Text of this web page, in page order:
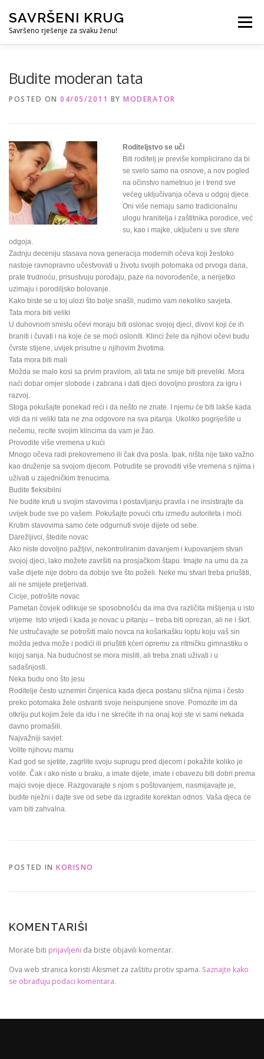
content
SAVRŠENI KRUG
Savršeno rješenje za svaku ženu!
Menu
Budite moderan tata
POSTED ON 04/05/2011 BY MODERATOR
Roditeljstvo se uči
Biti roditelj je previše komplicirano da bi
se svelo samo na osnove, a nov pogled
na očinstvo nametnuo je i trend sve
većeg uključivanja očeva u odgoj djece.
Oni više nemaju samo tradicionalnu
ulogu hranitelja i zaštitnika porodice, već
su, kao i majke, uključeni u sve sfere
odgoja.
Zadnju deceniju stasava nova generacija modernih očeva koji žestoko
nastoje ravnopravno učestvovati u životu svojih potomaka od prvoga dana,
prate trudnoću, prisustvuju porođaju, paze na novorođenče, a nerijetko
uzimaju i porodiljsko bolovanje.
Kako biste se u toj ulozi što bolje snašli, nudimo vam nekoliko savjeta.
Tata mora biti veliki
U duhovnom smislu očevi moraju biti oslonac svojoj djeci, divovi koji će ih
braniti i čuvati i na koje će se moći osloniti. Klinci žele da njihovi očevi budu
čvrste stijene, uvijek prisutne u njihovim životima.
Tata mora biti mali
Možda se malo kosi sa prvim pravilom, ali tata ne smije biti preveliki. Mora
naći dobar omjer slobode i zabrana i dati djeci dovoljno prostora za igru i
razvoj.
Stoga pokušajte ponekad reći i da nešto ne znate. I njemu će biti lakše kada
vidi da ni veliki tata ne zna odgovore na sva pitanja. Ukoliko pogriješite u
nečemu, recite svojim klincima da vam je žao.
Provodite više vremena u kući
Mnogo očeva radi prekovremeno ili čak dva posla. Ipak, ništa nije tako važno
kao druženje sa svojom djecom. Potrudite se provoditi više vremena s njima i
uživati u zajedničkim trenucima.
Budite fleksibilni
Ne budite kruti u svojim stavovima i postavljanju pravila i ne insistirajte da
uvijek bude sve po vašem. Pokušajte povući crtu između autoriteta i moći.
Krutim stavovima samo ćete odgurnuti svoje dijete od sebe.
Darežljivci, štedite novac
Ako niste dovoljno pažljivi, nekontroliranim davanjem i kupovanjem stvari
svojoj djeci, lako možete završiti na prosjačkom štapu. Imajte na umu da za
vaše dijete nije dobro da dobije sve što poželi. Neke mu stvari treba priuštiti,
ali ne smijete pretjerivati.
Cicije, potrošite novac
Pametan čovjek odlikuje se sposobnošću da ima dva različita mišljenja u isto
vrijeme. Isto vrijedi i kada je novac u pitanju – treba biti oprezan, ali ne i škrt.
Ne ustručavajte se potrošiti malo novca na košarkašku loptu koju vaš sin
možda jedva može i podići ili priuštiti kćeri opremu za ritmičku gimnastiku o
kojoj sanja. Na budućnost se mora misliti, ali treba znati uživati i u
sadašnjosti.
Neka budu ono što jesu
Roditelje često uznemiri činjenica kada djeca postanu slična njima i često
preko potomaka žele ostvariti svoje neispunjene snove. Pomozite im da
otkriju put kojim žele da idu i ne skrećite ih na onaj koji ste vi sami nekada
davno promašili.
Najvažniji savjet:
Volite njihovu mamu
Kad god se sjetite, zagrlite svoju suprugu pred djecom i pokažite koliko je
volite. Čak i ako niste u braku, a imate dijete, imate i obavezu biti dobri prema
majci svoje djece. Razgovarajte s njom s poštovanjem, nasmijavajte je,
budite nježni i dajte sve od sebe da izgradite korektan odnos. Vaša djeca će
vam biti zahvalna.
POSTED IN KORISNO
KOMENTARIŠI
Morate biti prijavljeni da biste objavili komentar.
Ova web stranica koristi Akismet za zaštitu protiv spama. Saznajte kako
se obrađuju podaci komentara.